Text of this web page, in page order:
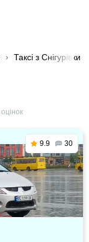
Таксі з Снігурівки
оцінок
9.9 30